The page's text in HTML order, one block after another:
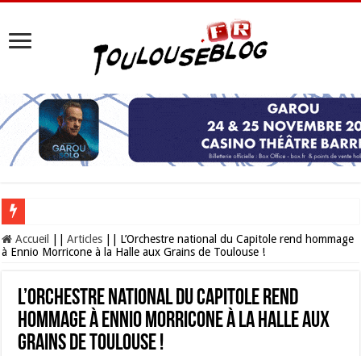
Les Nocturnes de la Cité de l’espace 2026 : l’événement incontournable de
Accueil Articles
L’Orchestre national du Capitole rend hommage
à Ennio Morricone à la Halle aux Grains de Toulouse !
L’Orchestre national du Capitole rend
hommage à Ennio Morricone à la Halle aux
Grains de Toulouse !